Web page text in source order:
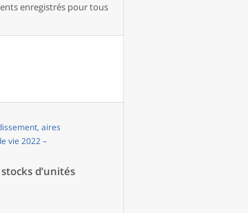
enregistrés pour tous
aires
vie 2022 –
d’unités